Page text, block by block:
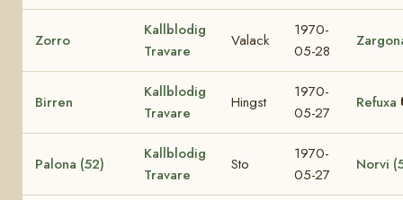
Zorro
Kallblodig
Travare
Valack
1970-
05-28
Birren
Kallblodig
Travare
Hingst
1970-
05-27
Refuxa
Palona (52)
Kallblodig
Travare
Sto
1970-
05-27
Norvi